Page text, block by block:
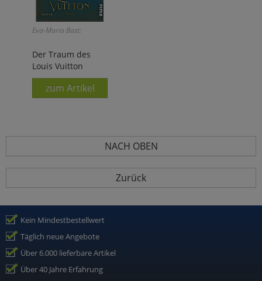
Eva-Maria Bast:
Der Traum des
Louis Vuitton
zum Artikel
NACH OBEN
Zurück
Kein Mindestbestellwert
Täglich neue Angebote
Über 6.000 lieferbare Artikel
Über 40 Jahre Erfahrung